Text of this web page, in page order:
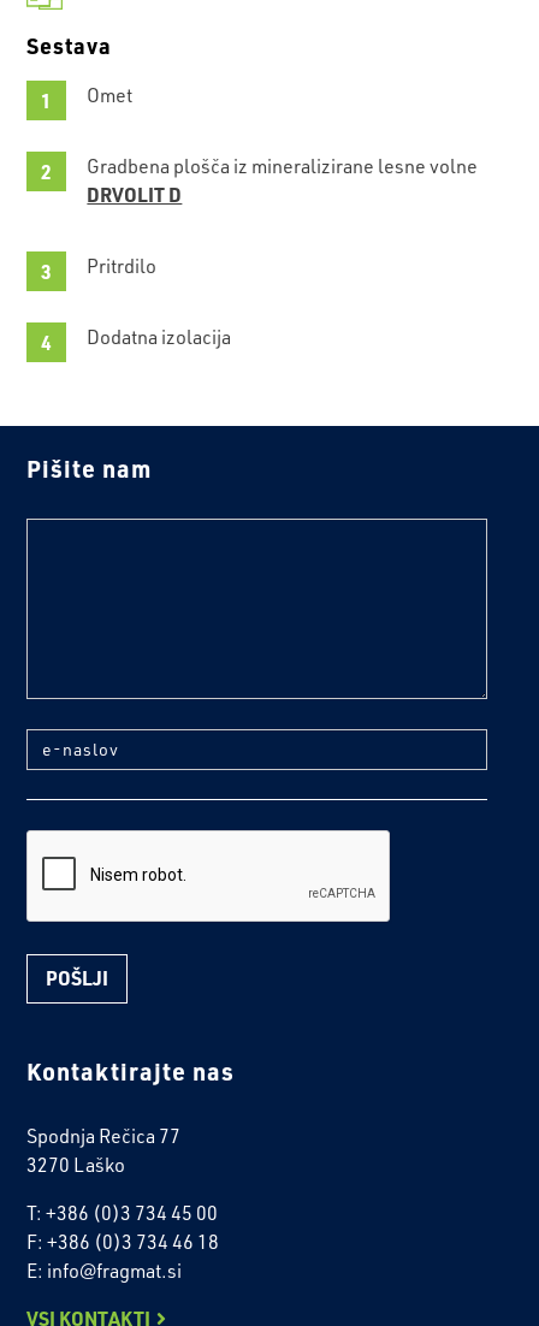
Sestava
Omet
Gradbena plošča iz mineralizirane lesne volne
DRVOLIT D
Pritrdilo
Dodatna izolacija
Pišite nam
e-naslov
Kontaktirajte nas
Spodnja Rečica 77
3270 Laško
T: +386 (0)3 734 45 00
F: +386 (0)3 734 46 18
E: info@fragmat.si
VSI KONTAKTI